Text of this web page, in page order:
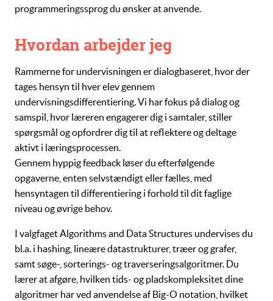
programmeringssprog du ønsker at anvende.
Hvordan arbejder jeg
Rammerne for undervisningen er dialogbaseret, hvor der
tages hensyn til hver elev gennem
undervisningsdifferentiering. Vi har fokus på dialog og
samspil, hvor læreren engagerer dig i samtaler, stiller
spørgsmål og opfordrer dig til at reflektere og deltage
aktivt i læringsprocessen.
Gennem hyppig feedback løser du efterfølgende
opgaverne, enten selvstændigt eller fælles, med
hensyntagen til differentiering i forhold til dit faglige
niveau og øvrige behov.
I valgfagetAlgorithms and Data Structures undervises du
bl.a. i hashing lineære datastrukturer, træeroggrafer,
samtsøge-, sorterings- ogtraverseringsalgoritmer. Du
lærer at afgøre, hvilken tids- og pladskompleksitet dine
algoritmer har ved anvendelse afBig-O notation , hvilket